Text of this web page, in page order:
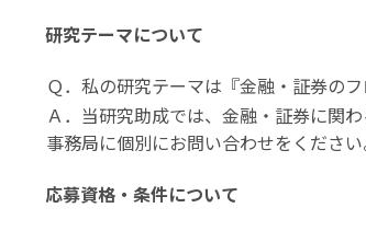
研究テーマについて
Ｑ．私の研究テーマは『金融・証券の
Ａ．当研究助成では、金融・証券に関
事務局に個別にお問い合わせをください
応募資格・条件について